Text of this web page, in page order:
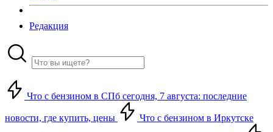
Редакция
Что с бензином в СПб сегодня, 7 августа: последние
новости, где купить, цены Что с бензином в Иркутске